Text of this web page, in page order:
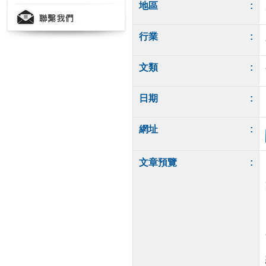
地區 :
行業 :
文類 :
日期 :
網址 :
文章預覽 :